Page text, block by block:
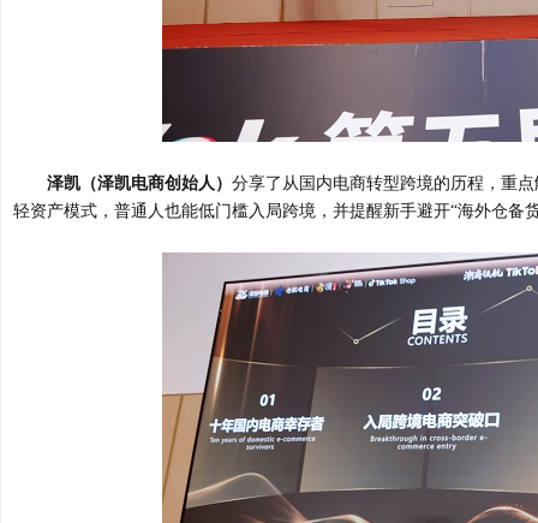
泽凯（泽凯电商创始人） 分享了从国内电商转型跨境的历程，重
轻资产模式，普通人也能低门槛入局跨境，并提醒新手避开“海外仓备